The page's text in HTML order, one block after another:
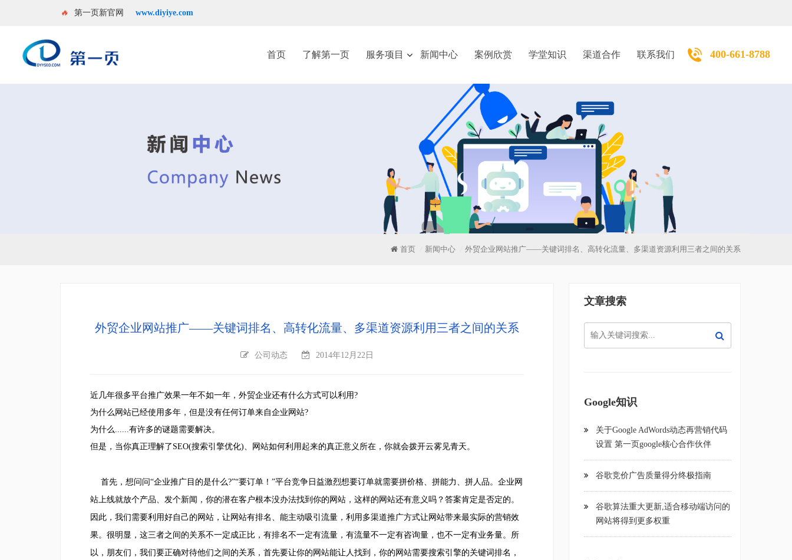
🔥 第一页新官网 www.diyiye.com
400-661-8788
首页 了解第一页 服务项目 新闻中心 案例欣赏 学堂知识 渠道合作 联系我们
首页 新闻中心 外贸企业网站推广——关键词排名、高转化流量、多渠道资源利用三者之间的关系
外贸企业网站推广——关键词排名、高转化流量、多渠道资源利用三者之间的关系
公司动态 2014年12月22日
近几年很多平台推广效果一年不如一年，外贸企业还有什么方式可以利用?
为什么网站已经使用多年，但是没有任何订单来自企业网站?
为什么......有许多的谜题需要解决。
但是，当你真正理解了SEO(搜索引擎优化)、网站如何利用起来的真正意义所在，你就会拨开云雾见青天。
首先，想问问“企业推广目的是什么?”“要订单 ！”平台竞争日益激烈想要订单就需要拼价格、拼能力、拼人品。企业网
站上线就放个产品、发个新闻，你的潜在客户根本没办法找到你的网站，这样的网站还有意义吗？答案肯定是否定的。
因此，我们需要利用好自己的网站，让网站有排名、能主动吸引流量，利用多渠道推广方式让网站带来最实际的营销效
果。很明显，这三者之间的关系不一定成正比，有排名不一定有流量，有流量不一定有咨询量，也不一定有业务量。所
以，朋友们 ， 我们要正确对待他们之间的关系，首先要让你的网站能让人找到，你的 网站需要搜索引擎的关键词排名，
文章搜索
Google知识
关于Google AdWords动态再营销代码
设置 第一页google核心合作伙伴
谷歌竞价广告质量得分终极指南
谷歌算法重大更新,适合移动端访问的
网站将得到更多权重